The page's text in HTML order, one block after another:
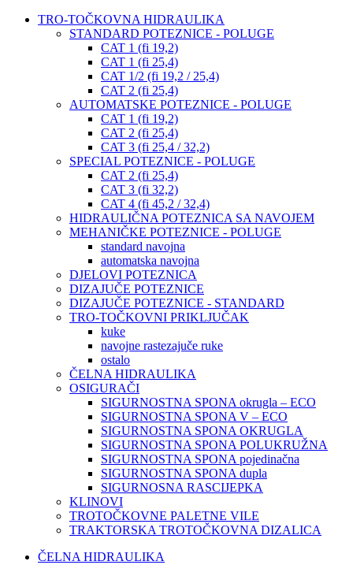
TRO-TOČKOVNA HIDRAULIKA
STANDARD POTEZNICE - POLUGE
CAT 1 (fi 19,2)
CAT 1 (fi 25,4)
CAT 1/2 (fi 19,2 / 25,4)
CAT 2 (fi 25,4)
AUTOMATSKE POTEZNICE - POLUGE
CAT 1 (fi 19,2)
CAT 2 (fi 25,4)
CAT 3 (fi 25,4 / 32,2)
SPECIAL POTEZNICE - POLUGE
CAT 2 (fi 25,4)
CAT 3 (fi 32,2)
CAT 4 (fi 45,2 / 32,4)
HIDRAULIČNA POTEZNICA SA NAVOJEM
MEHANIČKE POTEZNICE - POLUGE
standard navojna
automatska navojna
DJELOVI POTEZNICA
DIZAJUČE POTEZNICE
DIZAJUČE POTEZNICE - STANDARD
TRO-TOČKOVNI PRIKLJUČAK
kuke
navojne rastezajuče ruke
ostalo
ČELNA HIDRAULIKA
OSIGURAČI
SIGURNOSTNA SPONA okrugla – ECO
SIGURNOSTNA SPONA V – ECO
SIGURNOSTNA SPONA OKRUGLA
SIGURNOSTNA SPONA POLUKRUŽNA
SIGURNOSTNA SPONA pojedinačna
SIGURNOSTNA SPONA dupla
SIGURNOSNA RASCIJEPKA
KLINOVI
TROTOČKOVNE PALETNE VILE
TRAKTORSKA TROTOČKOVNA DIZALICA
ČELNA HIDRAULIKA